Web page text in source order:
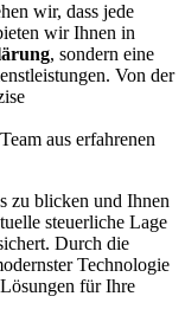
wir, dass jede
wir Ihnen in
, sondern eine
Von der
aus erfahrenen
zu blicken und Ihnen
steuerliche Lage
Durch die
Technologie
für Ihre